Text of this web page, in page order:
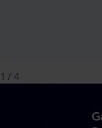
1 / 4